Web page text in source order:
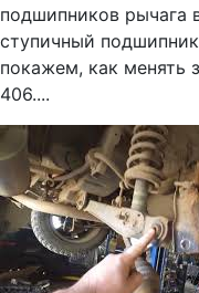
подшипников рычага
ступичный
покажем, как менять
406....